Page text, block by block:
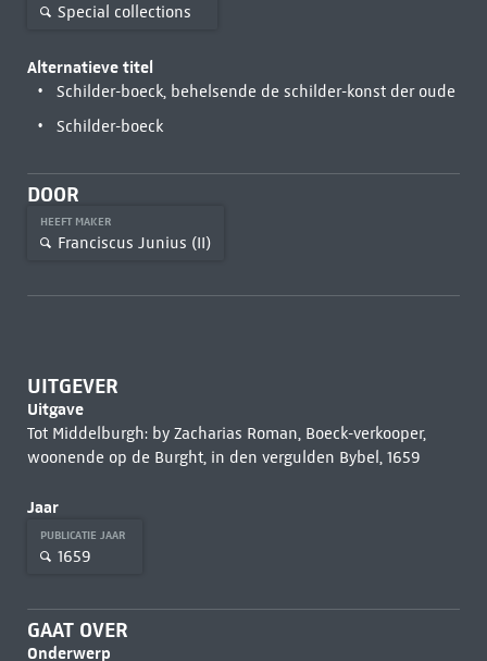
Special collections
Alternatieve titel
Schilder-boeck, behelsende de schilder-konst der oude
Schilder-boeck
DOOR
HEEFT MAKER
Franciscus Junius (II)
UITGEVER
Uitgave
Tot Middelburgh: by Zacharias Roman, Boeck-verkooper,
woonende op de Burght, in den vergulden Bybel, 1659
Jaar
PUBLICATIE JAAR
1659
GAAT OVER
Onderwerp